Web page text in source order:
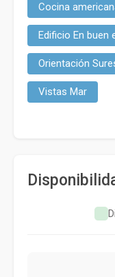
Cocina
Edificio En buen
Orientación
Vistas Mar